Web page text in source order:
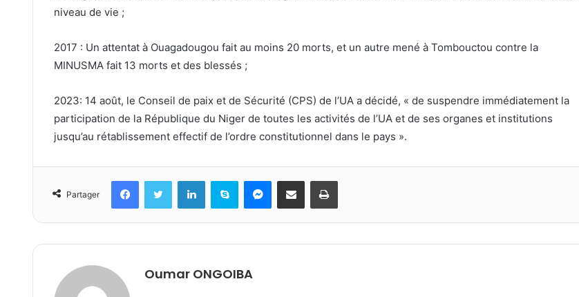
niveau de vie ;
2017 : Un attentat à Ouagadougou fait au moins 20 morts, et un autre mené à Tombouctou contre la
MINUSMA fait 13 morts et des blessés ;
2023: 14 août, le Conseil de paix et de Sécurité (CPS) de l’UA a décidé, « de suspendre immédiatement la
participation de la République du Niger de toutes les activités de l’UA et de ses organes et institutions
jusqu’au rétablissement effectif de l’ordre constitutionnel dans le pays ».
Partager
FacebookTwitter LinkedinSkype Messenger
Partager par email Imprimer
Oumar ONGOIBA